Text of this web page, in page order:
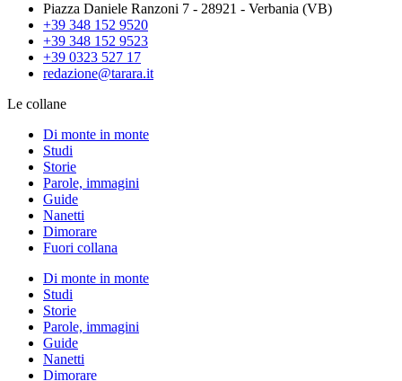
Piazza Daniele Ranzoni 7 - 28921 - Verbania (VB)
+39 348 152 9520
+39 348 152 9523
+39 0323 527 17
redazione@tarara.it
Le collane
Di monte in monte
Studi
Storie
Parole, immagini
Guide
Nanetti
Dimorare
Fuori collana
Di monte in monte
Studi
Storie
Parole, immagini
Guide
Nanetti
Dimorare